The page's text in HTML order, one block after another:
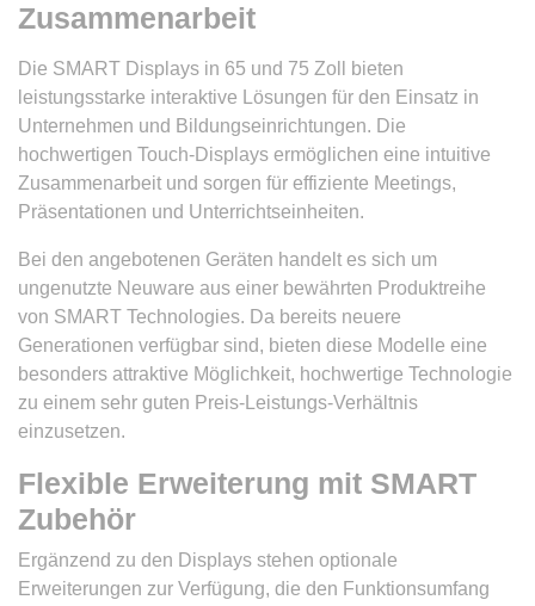
Zusammenarbeit
Die SMART Displays in 65 und 75 Zoll bieten
leistungsstarke interaktive Lösungen für den Einsatz in
Unternehmen und Bildungseinrichtungen. Die
hochwertigen Touch-Displays ermöglichen eine intuitive
Zusammenarbeit und sorgen für effiziente Meetings,
Präsentationen und Unterrichtseinheiten.
Bei den angebotenen Geräten handelt es sich um
ungenutzte Neuware aus einer bewährten Produktreihe
von SMART Technologies. Da bereits neuere
Generationen verfügbar sind, bieten diese Modelle eine
besonders attraktive Möglichkeit, hochwertige Technologie
zu einem sehr guten Preis-Leistungs-Verhältnis
einzusetzen.
Flexible Erweiterung mit SMART
Zubehör
Ergänzend zu den Displays stehen optionale
Erweiterungen zur Verfügung, die den Funktionsumfang